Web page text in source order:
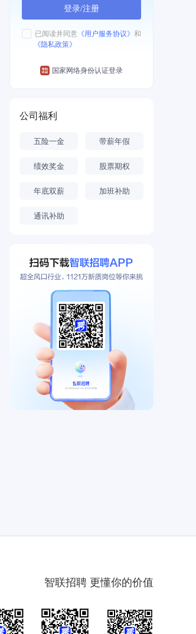
登录/注册
已阅读并同意 《用户服务协议》 和
《隐私政策》
国家网络身份认证登录
公司福利
五险一金 带薪年假
绩效奖金 股票期权
年底双薪 加班补助
通讯补助
智联招聘 更懂你的价值